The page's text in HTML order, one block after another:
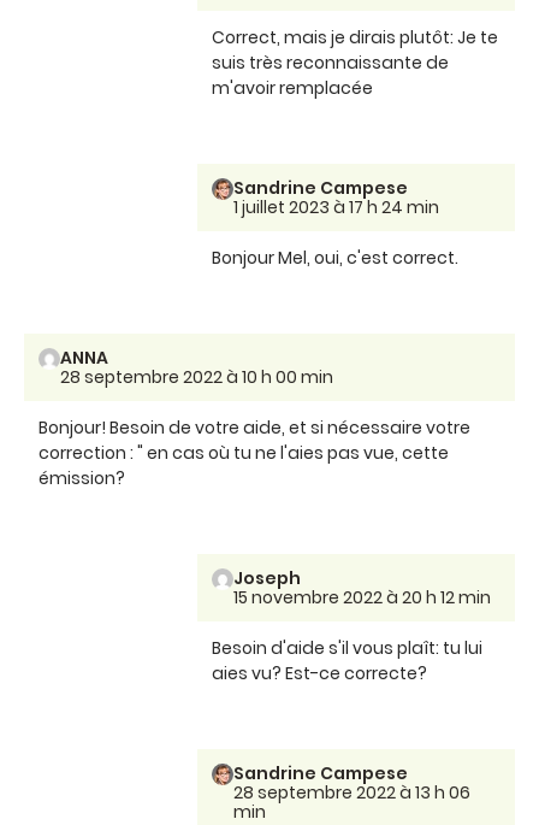
Correct, mais je dirais plutôt: Je te
suis très reconnaissante de
m'avoir remplacée
Sandrine Campese
1 juillet 2023 à 17 h 24 min
Bonjour Mel, oui, c'est correct.
ANNA
28 septembre 2022 à 10 h 00 min
Bonjour! Besoin de votre aide, et si nécessaire votre
correction : " en cas où tu ne l'aies pas vue, cette
émission?
Joseph
15 novembre 2022 à 20 h 12 min
Besoin d'aide s'il vous plaît: tu lui
aies vu? Est-ce correcte?
Sandrine Campese
28 septembre 2022 à 13 h 06
min